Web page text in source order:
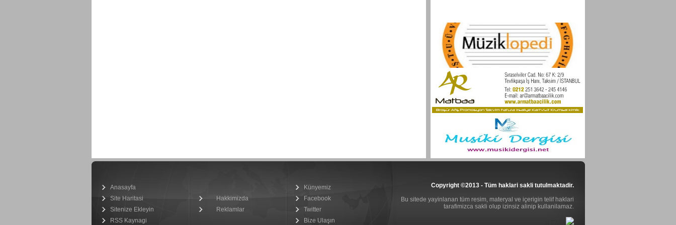
Anasayfa
Site Haritasi
Sitenize Ekleyin
RSS Kaynagi
Hakkimizda
Reklamlar
Künyemiz
Facebook
Twitter
Bize Ulaşın
Copyright ©2013 - Tüm haklari sakli tutulmaktadir.
Bu sitede yayinlanan tüm resim, materyal ve içerigin telif haklari
tarafimizca sakli olup izinsiz alinip kullanilamaz.